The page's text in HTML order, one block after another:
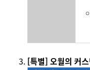
[특별] 오월의 커